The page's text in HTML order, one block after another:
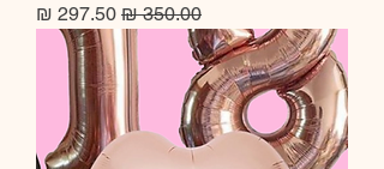
מחיר רגיל מחיר מבצע